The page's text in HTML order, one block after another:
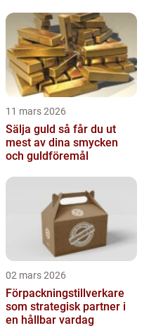
11 mars 2026
Sälja guld så får du ut
mest av dina smycken
och guldföremål
02 mars 2026
Förpackningstillverkare
som strategisk partner i
en hållbar vardag